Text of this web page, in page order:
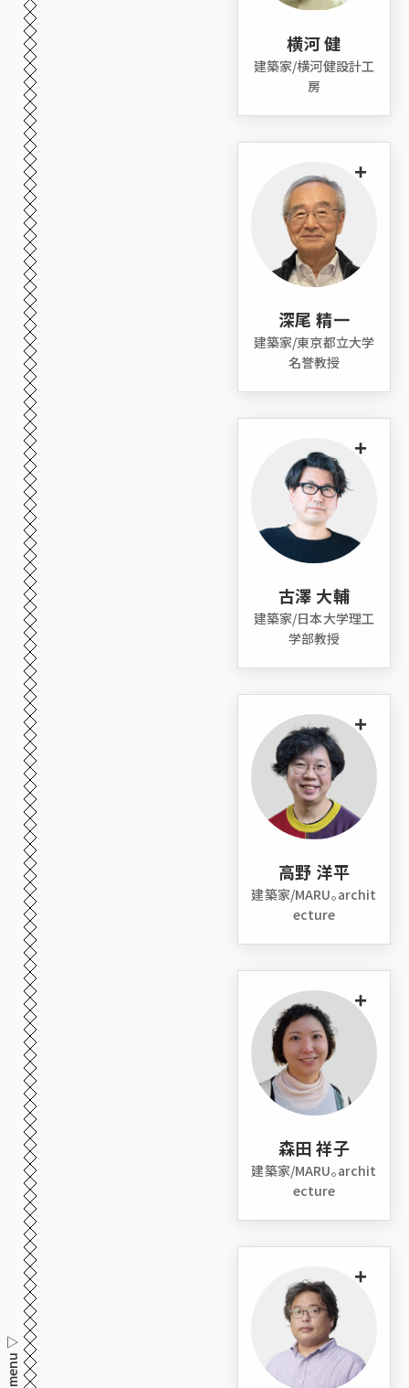
menu ▽
横河 健
建築家/横河健設計工
房
+
深尾 精一
建築家/東京都立大学
名誉教授
+
古澤 大輔
建築家/日本大学理工
学部教授
+
高野 洋平
建築家/MARU。archit
ecture
+
森田 祥子
建築家/MARU。archit
ecture
+